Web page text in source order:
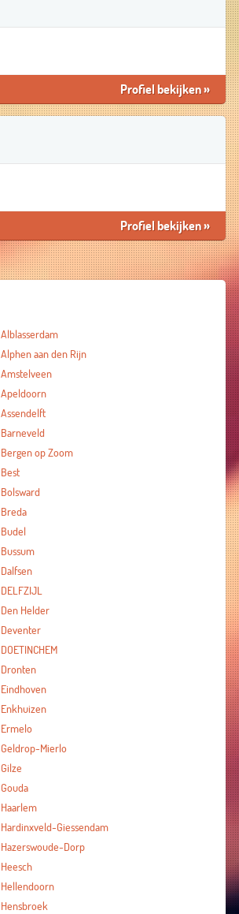
Profiel bekijken»
Profiel bekijken»
Alblasserdam
Alphen aan den Rijn
Amstelveen
Apeldoorn
Assendelft
Barneveld
Bergen op Zoom
Best
Bolsward
Breda
Budel
Bussum
Dalfsen
DELFZIJL
Den Helder
Deventer
DOETINCHEM
Dronten
Eindhoven
Enkhuizen
Ermelo
Geldrop-Mierlo
Gilze
Gouda
Haarlem
Hardinxveld-Giessendam
Hazerswoude-Dorp
Heesch
Hellendoorn
Hensbroek